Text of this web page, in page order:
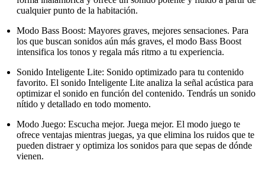
cualquier punto de la habitación.
Modo Bass Boost: Mayores graves, mejores sensaciones. Para
los que buscan sonidos aún más graves, el modo Bass Boost
intensifica los tonos y regala más ritmo a tu experiencia.
Sonido Inteligente Lite: Sonido optimizado para tu contenido
favorito. El sonido Inteligente Lite analiza la señal acústica para
optimizar el sonido en función del contenido. Tendrás un sonido
nítido y detallado en todo momento.
Modo Juego: Escucha mejor. Juega mejor. El modo juego te
ofrece ventajas mientras juegas, ya que elimina los ruidos que te
pueden distraer y optimiza los sonidos para que sepas de dónde
vienen.